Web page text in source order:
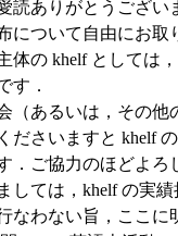
読ありがとうござ
について自由にお
体の khelf としては
す．
あるいは，その他
ださいますと khelf
．ご協力のほどよ
しては，khelf の実
なわない旨，ここ